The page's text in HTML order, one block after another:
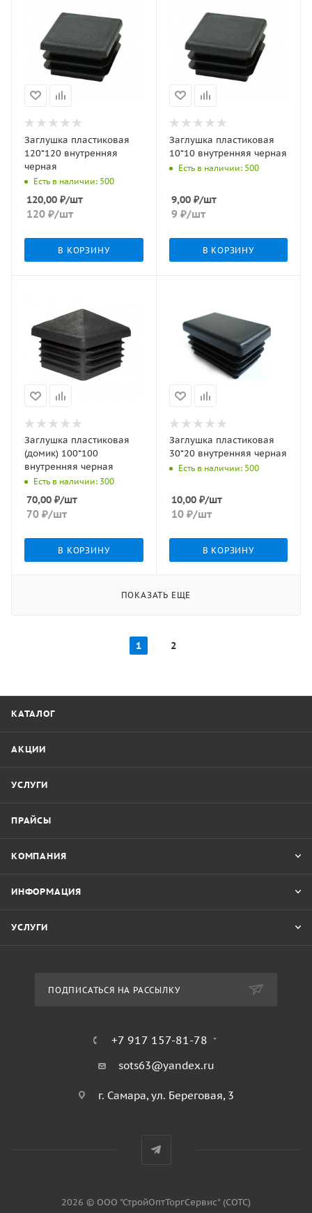
Заглушка пластиковая
120*120 внутренняя
черная
Есть в наличии: 500
120,00 ₽/шт
120 ₽/шт
В КОРЗИНУ
Заглушка пластиковая
10*10 внутренняя черная
Есть в наличии: 500
9,00₽/шт
9 ₽/шт
В КОРЗИНУ
Заглушка пластиковая
(домик) 100*100
внутренняя черная
Есть в наличии: 300
70,00 ₽/шт
70 ₽/шт
В КОРЗИНУ
Заглушка пластиковая
30*20 внутренняя черная
Есть в наличии: 500
10,00₽/шт
10₽/шт
В КОРЗИНУ
ПОКАЗАТЬ ЕЩЕ
1 2
КАТАЛОГ
АКЦИИ
УСЛУГИ
ПРАЙСЫ
КОМПАНИЯ
ИНФОРМАЦИЯ
УСЛУГИ
ПОДПИСАТЬСЯ НА РАССЫЛКУ
+7 917 157-81-78
sots63@yandex.ru
г. Самара, ул. Береговая, 3
2026 © ООО "СтройОптТоргСервис" (СОТС)